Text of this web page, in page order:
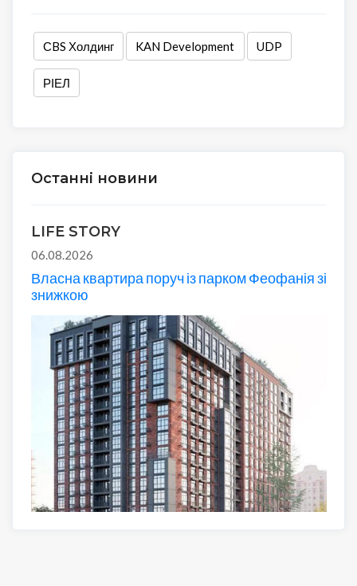
СBS Холдинг KAN Development UDP
РІЕЛ
Останні новини
LIFE STORY
06.08.2026
Власна квартира поруч із парком Феофанія зі
знижкою